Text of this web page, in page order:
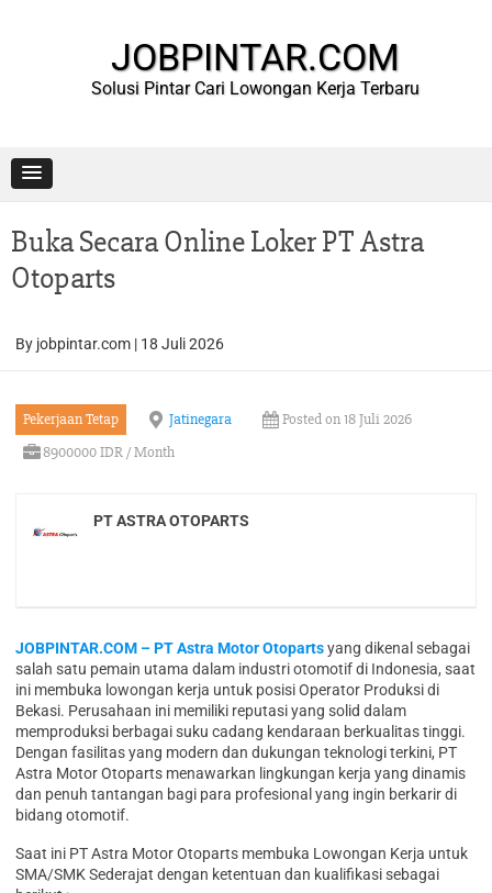
JOBPINTAR.COM
Solusi Pintar Cari Lowongan Kerja Terbaru
Buka Secara Online Loker PT Astra
Otoparts
By jobpintar.com | 18 Juli 2026
Pekerjaan Tetap Jatinegara
Posted on 18 Juli 2026
8900000 IDR / Month
PT ASTRA OTOPARTS
JOBPINTAR.COM – PT Astra Motor Otopartsyang dikenal sebagai
salah satu pemain utama dalam industri otomotif di Indonesia, saat
ini membuka lowongan kerja untuk posisi Operator Produksi di
Bekasi. Perusahaan ini memiliki reputasi yang solid dalam
memproduksi berbagai suku cadang kendaraan berkualitas tinggi.
Dengan fasilitas yang modern dan dukungan teknologi terkini, PT
Astra Motor Otoparts menawarkan lingkungan kerja yang dinamis
dan penuh tantangan bagi para profesional yang ingin berkarir di
bidang otomotif.
Saat ini PT Astra Motor Otoparts membuka Lowongan Kerja untuk
SMA/SMK Sederajat dengan ketentuan dan kualifikasi sebagai